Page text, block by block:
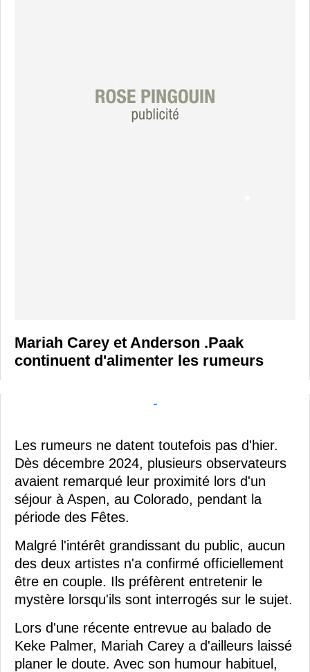
Mariah Carey et Anderson .Paak
continuent d'alimenter les rumeurs
-
Les rumeurs ne datent toutefois pas d'hier.
Dès décembre 2024, plusieurs observateurs
avaient remarqué leur proximité lors d'un
séjour à Aspen, au Colorado, pendant la
période des Fêtes.
Malgré l'intérêt grandissant du public, aucun
des deux artistes n'a confirmé officiellement
être en couple. Ils préfèrent entretenir le
mystère lorsqu'ils sont interrogés sur le sujet.
Lors d'une récente entrevue au balado de
Keke Palmer, Mariah Carey a d'ailleurs laissé
planer le doute. Avec son humour habituel,